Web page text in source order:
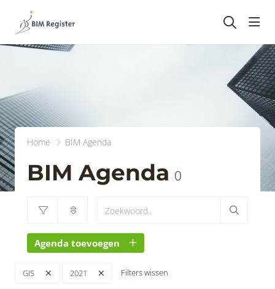
Home BIM Agenda
BIM Agenda 0
Agenda toevoegen
GIS 2021 Filters wissen